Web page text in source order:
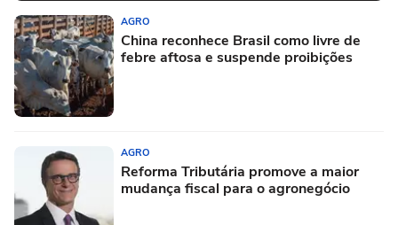
AGRO
China reconhece Brasil como livre de
febre aftosa e suspende proibições
AGRO
Reforma Tributária promove a maior
mudança fiscal para o agronegócio